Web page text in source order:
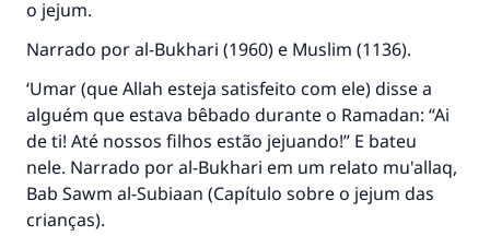
o jejum.
Narrado por al-Bukhari (1960) e Muslim (1136).
‘Umar (que Allah esteja satisfeito com ele) disse a
alguém que estava bêbado durante o Ramadan: “Ai
de ti! Até nossos filhos estão jejuando!” E bateu
nele. Narrado por al-Bukhari em um relato mu'allaq,
Bab Sawm al-Subiaan (Capítulo sobre o jejum das
crianças).